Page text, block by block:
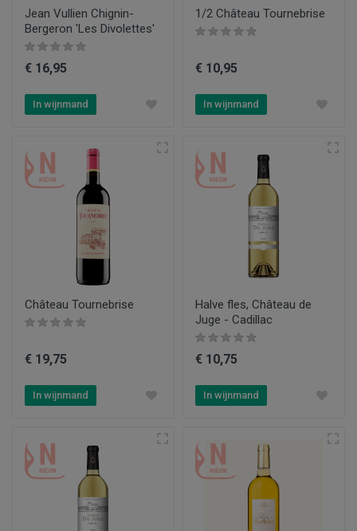
Jean Vullien Chignin-
Bergeron 'Les Divolettes'
€ 16,95
In wijnmand
1/2 Château Tournebrise
€ 10,95
In wijnmand
Château Tournebrise
€ 19,75
In wijnmand
Halve fles, Château de
Juge - Cadillac
€ 10,75
In wijnmand